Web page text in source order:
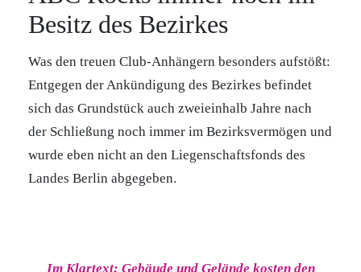
Besitz des Bezirkes
Was den treuen Club-Anhängern besonders aufstößt:
Entgegen der Ankündigung des Bezirkes befindet
sich das Grundstück auch zweieinhalb Jahre nach
der Schließung noch immer im Bezirksvermögen und
wurde eben nicht an den Liegenschaftsfonds des
Landes Berlin abgegeben.
Im Klartext: Gebäude und Gelände kosten den